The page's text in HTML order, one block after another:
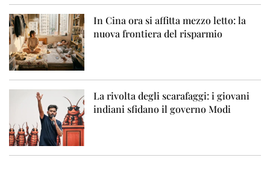
In Cina ora si affitta mezzo letto: la
nuova frontiera del risparmio
La rivolta degli scarafaggi: i giovani
indiani sfidano il governo Modi